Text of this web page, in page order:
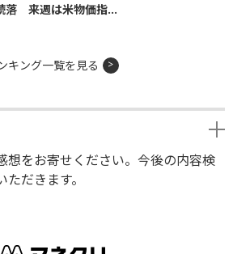
落 来週は米物価指...
キング一覧を見る
想をお寄せください。今後の内容検
だきます。